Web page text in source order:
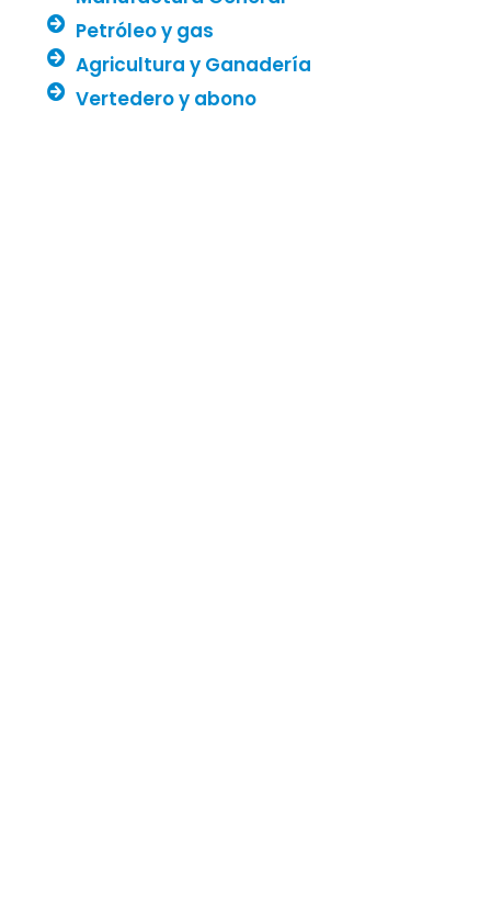
Petróleo y gas
Agricultura y Ganadería
Vertedero y abono